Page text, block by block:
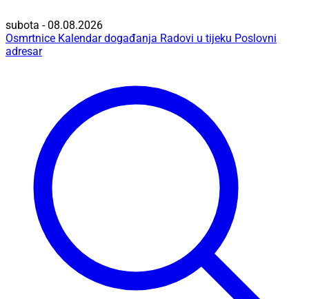
subota - 08.08.2026
Osmrtnice Kalendar događanja Radovi u tijeku Poslovni
adresar